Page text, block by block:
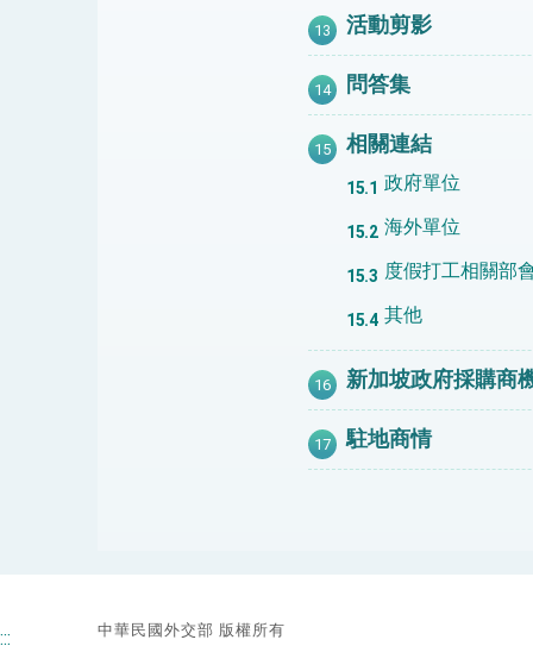
活動剪影
問答集
相關連結
政府單位
海外單位
度假打工相關部
其他
新加坡政府採購商
駐地商情
::: 中華民國外交部 版權所有